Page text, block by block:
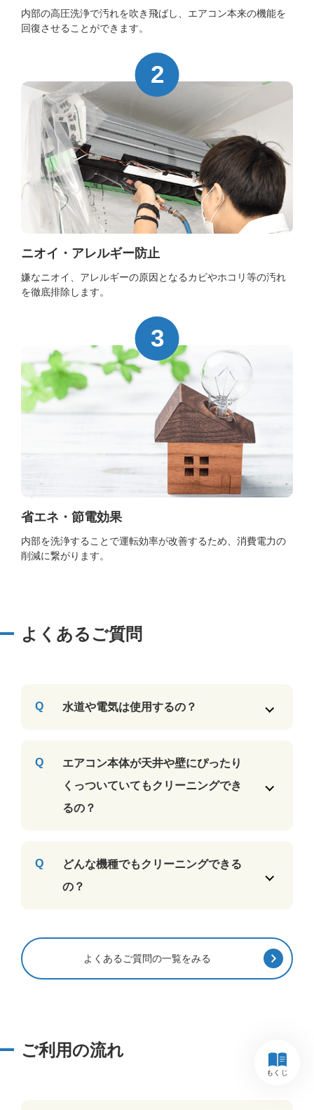
内部の高圧洗浄で汚れを吹き飛ばし、エアコン本来の機能を
回復させることができます。
ニオイ・アレルギー防止
嫌なニオイ、アレルギーの原因となるカビやホコリ等の汚れ
を徹底排除します。
省エネ・節電効果
内部を洗浄することで運転効率が改善するため、消費電力の
削減に繋がります。
よくあるご質問
水道や電気は使用するの？
エアコン本体が天井や壁にぴったり
くっついていてもクリーニングでき
るの？
どんな機種でもクリーニングできる
の？
よくあるご質問の一覧をみる
ご利用の流れ
もくじ